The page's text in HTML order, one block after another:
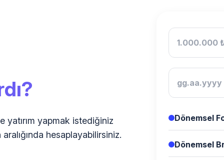
yatırım yapmak istediğiniz
hesaplayabilirsiniz.
Dönemsel
Dönemsel